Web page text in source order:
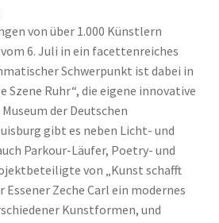
von über 1.000 Künstlern
6. Juli in ein facettenreiches
Schwerpunkt ist dabei in
Szene Ruhr“, die eigene innovative
der Deutschen
gibt es neben Licht- und
Parkour-Läufer, Poetry- und
von „Kunst schafft
Zeche Carl ein modernes
Kunstformen, und